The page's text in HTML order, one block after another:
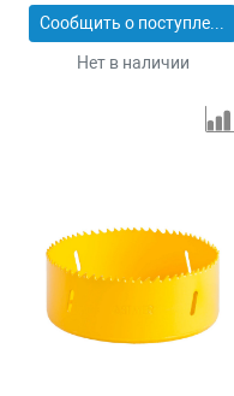
Сообщить о поступлении
Нет в наличии